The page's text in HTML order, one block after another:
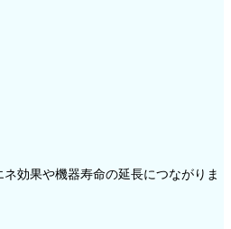
効果や機器寿命の延長につながりま